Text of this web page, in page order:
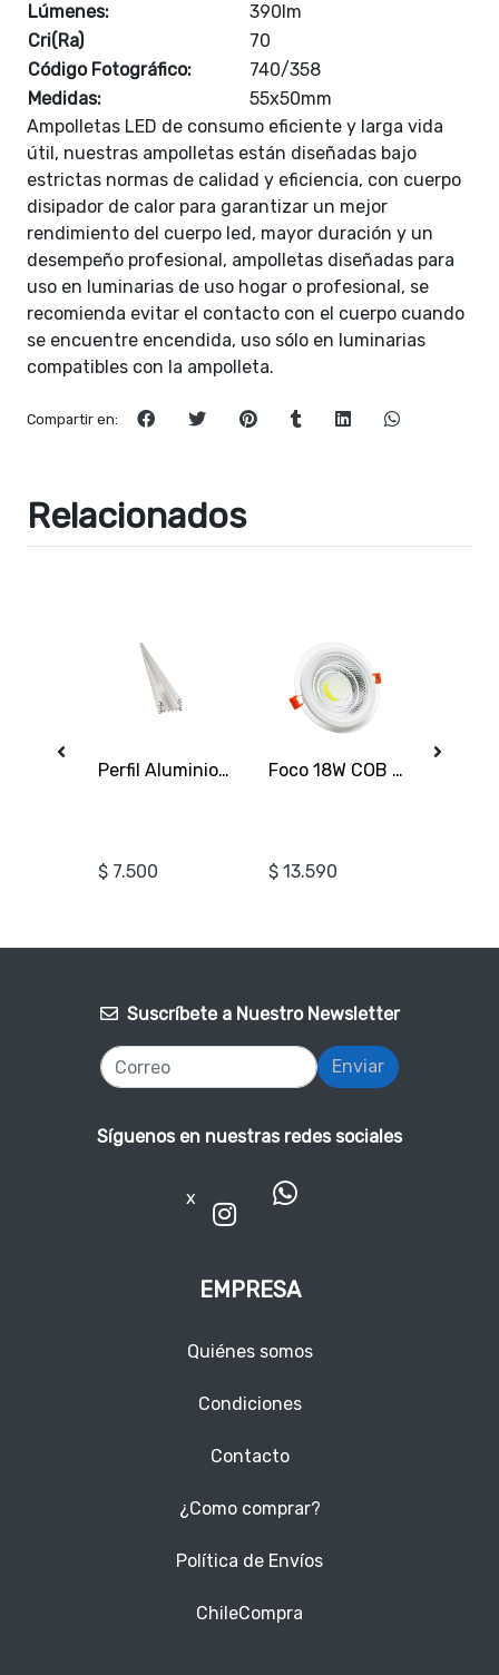
Lúmenes:
390lm
Cri(Ra)
70
Código Fotográfico:
740/358
Medidas:
55x50mm
Ampolletas LED de consumo eficiente y larga vida
útil, nuestras ampolletas están diseñadas bajo
estrictas normas de calidad y eficiencia, con cuerpo
disipador de calor para garantizar un mejor
rendimiento del cuerpo led, mayor duración y un
desempeño profesional, ampolletas diseñadas para
uso en luminarias de uso hogar o profesional, se
recomienda evitar el contacto con el cuerpo cuando
se encuentre encendida, uso sólo en luminarias
compatibles con la ampolleta.
Compartir en:
Relacionados
Perfil Aluminio Difusor Tipo U 3mt para Cinta Led
$ 7.500
Foco 18W COB Vidrio Embutido 3000K Luz Cálida
$ 13.590
Suscríbete a Nuestro Newsletter
Enviar
Síguenos en nuestras redes sociales
x
EMPRESA
Quiénes somos
Condiciones
Contacto
¿Como comprar?
Política de Envíos
ChileCompra